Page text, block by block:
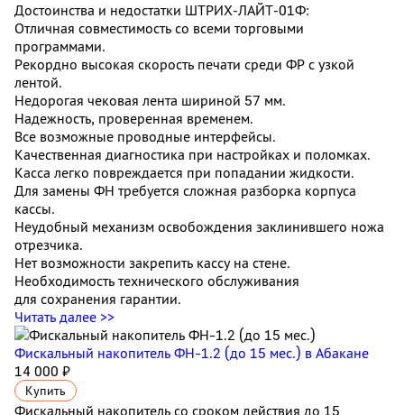
Достоинства и недостатки ШТРИХ‑ЛАЙТ‑01Ф:
Отличная совместимость со всеми торговыми
программами.
Рекордно высокая скорость печати среди ФР с узкой
лентой.
Недорогая чековая лента шириной 57 мм.
Надежность, проверенная временем.
Все возможные проводные интерфейсы.
Качественная диагностика при настройках и поломках.
Касса легко повреждается при попадании жидкости.
Для замены ФН требуется сложная разборка корпуса
кассы.
Неудобный механизм освобождения заклинившего ножа
отрезчика.
Нет возможности закрепить кассу на стене.
Необходимость технического обслуживания
для сохранения гарантии.
Читать далее >>
Фискальный накопитель ФН-1.2 (до 15 мес.) в Абакане
14 000 ₽
Купить
Фискальный накопитель cо сроком действия до 15